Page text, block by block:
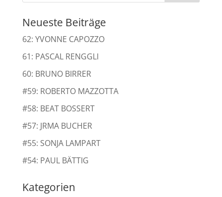
Neueste Beiträge
62: YVONNE CAPOZZO
61: PASCAL RENGGLI
60: BRUNO BIRRER
#59: ROBERTO MAZZOTTA
#58: BEAT BOSSERT
#57: JRMA BUCHER
#55: SONJA LAMPART
#54: PAUL BÄTTIG
Kategorien